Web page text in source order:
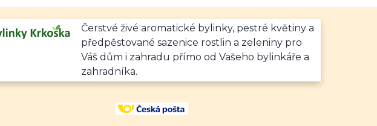
Čerstvé živé aromatické bylinky, pestré květiny a
předpěstované sazenice rostlin a zeleniny pro
Váš dům i zahradu přímo od Vašeho bylinkáře a
zahradníka.